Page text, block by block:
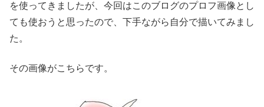
を使ってきましたが、今回はこのブログのプロフ画像とし
ても使おうと思ったので、下手ながら自分で描いてみまし
た。
その画像がこちらです。